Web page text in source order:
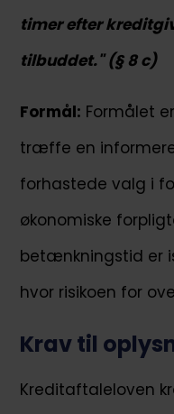
timer efter
tilbuddet." (§ 8 c)
Formål: Formålet
træffe en
forhastede valg i
økonomiske
betænkningstid er
hvor risikoen for
Krav til
Kreditaftaleloven